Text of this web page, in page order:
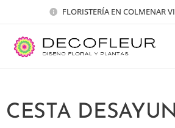
FLORISTERÍA EN COLMENAR
CESTA